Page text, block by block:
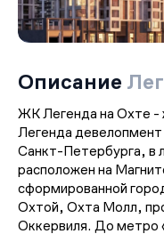
Описание
ЖК Легенда на Охте -
Легенда
Санкт-Петербурга, в
расположен на
сформированной
Охтой, Охта Молл,
Оккервиля. До метро